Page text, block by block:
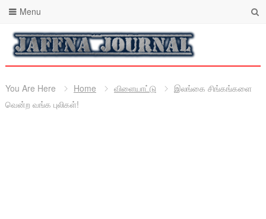
Menu
You Are Here Home விளையாட்டு
இலங்கை சிங்கங்களை
வென்ற வங்க புலிகள்!